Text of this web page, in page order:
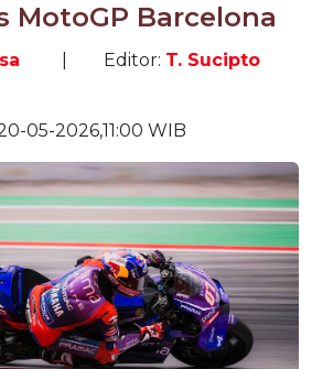
MotoGP Barcelona
Editor: T. Sucipto
05-2026,11:00 WIB